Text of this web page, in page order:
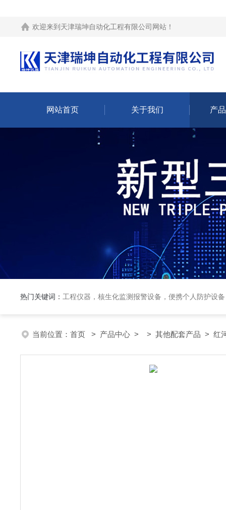
欢迎来到 天津瑞坤自动化工程有限公司网站 ！
网站首页 关于我们 产
热门关键词： 工程仪器，核生化监测报警设备，便携个人防护设
当前位置： 首页 > 产品中心 > > 其他配套产品 > 红